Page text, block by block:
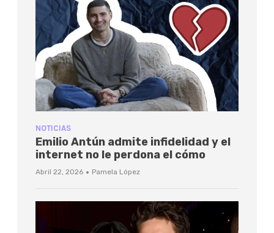
NOTICIAS
Emilio Antún admite infidelidad y el
internet no le perdona el cómo
Abril 22, 2026 · Pamela López